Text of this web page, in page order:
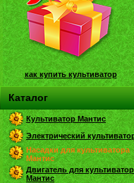
как купить культиватор
Каталог
Культиватор Мантис
Электрический
Насадки для культиватора
Мантис
Двигатель для
Мантис